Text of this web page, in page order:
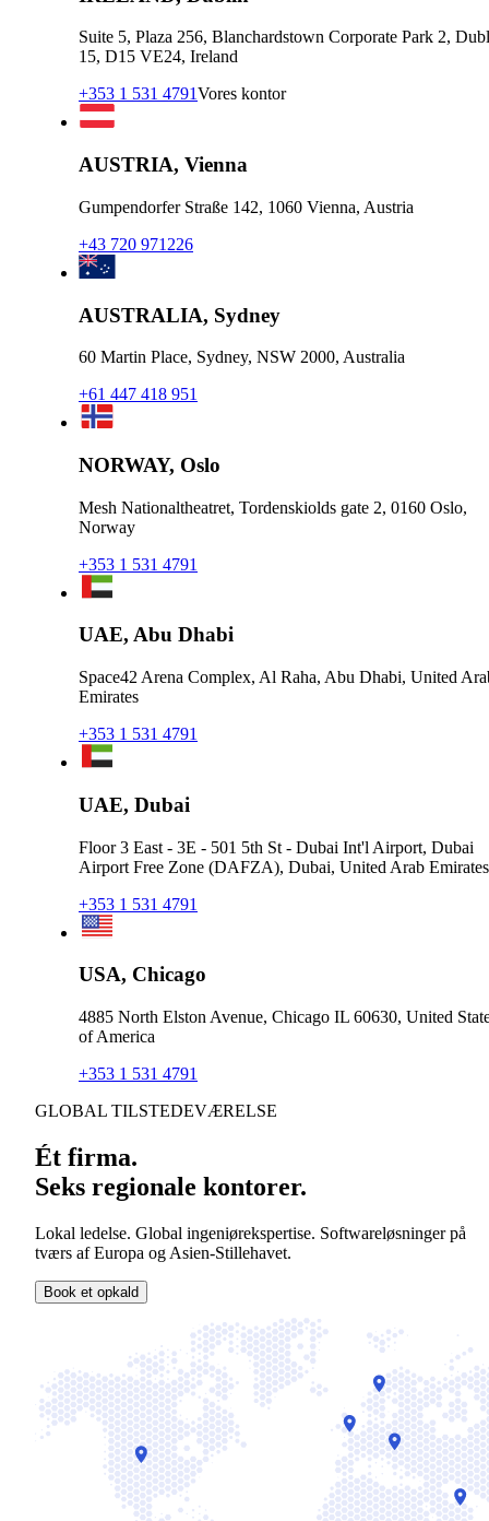
Suite 5, Plaza 256, Blanchardstown Corporate Park 2,
15, D15 VE24, Ireland
+353 1 531 4791Vores kontor
AUSTRIA, Vienna
Gumpendorfer Straße 142, 1060 Vienna, Austria
+43 720 971226
AUSTRALIA, Sydney
60 Martin Place, Sydney, NSW 2000, Australia
+61 447 418 951
NORWAY, Oslo
Mesh Nationaltheatret, Tordenskiolds gate 2, 0160 Oslo,
Norway
+353 1 531 4791
UAE, Abu Dhabi
Space42 Arena Complex, Al Raha, Abu Dhabi, United
Emirates
+353 1 531 4791
UAE, Dubai
Floor 3 East - 3E - 501 5th St - Dubai Int'l Airport, Dubai
Airport Free Zone (DAFZA), Dubai, United Arab Emirates
+353 1 531 4791
USA, Chicago
4885 North Elston Avenue, Chicago IL 60630, United
of America
+353 1 531 4791
GLOBAL TILSTEDEVÆRELSE
Ét firma.
Seks regionale kontorer.
Lokal ledelse. Global ingeniørekspertise. Softwareløsninger på
tværs af Europa og Asien-Stillehavet.
Book et opkald